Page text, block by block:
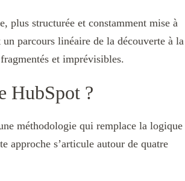
plus structurée et constamment mise à
parcours linéaire de la découverte à la
et imprévisibles.
HubSpot ?
méthodologie qui remplace la logique
approche s’articule autour de quatre